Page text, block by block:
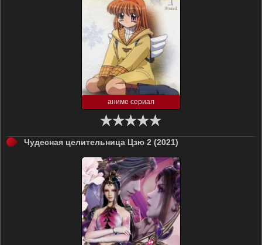
аниме сериал
Чудесная целительница Цзю 2 (2021)